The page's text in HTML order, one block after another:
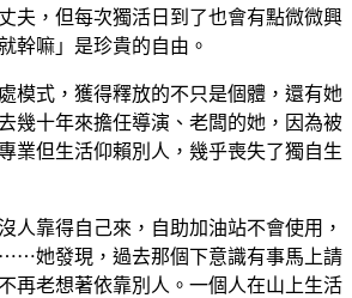
夫，但每次獨活日到了也會有點微微興
幹嘛」是珍貴的自由。
模式，獲得釋放的不只是個體，還有她
幾十年來擔任導演、老闆的她，因為被
業但生活仰賴別人，幾乎喪失了獨自生
人靠得自己來，自助加油站不會使用，
她發現，過去那個下意識有事馬上請
再老想著依靠別人。一個人在山上生活